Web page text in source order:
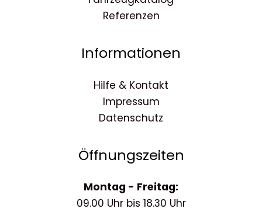
Referenzen
Informationen
Hilfe & Kontakt
Impressum
Datenschutz
Öffnungszeiten
Montag - Freitag:
09.00 Uhr bis 18.30 Uhr